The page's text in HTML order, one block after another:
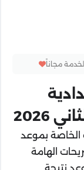
مجاناً
بموعد
الهامة